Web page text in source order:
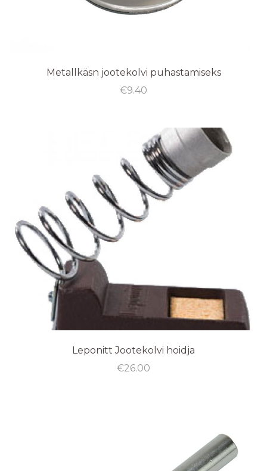
Metallkäsn jootekolvi puhastamiseks
€9.40
Leponitt Jootekolvi hoidja
€26.00